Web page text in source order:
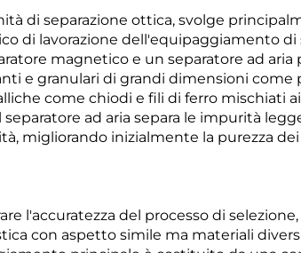
di separazione ottica, svolge
di lavorazione dell'equipaggiamento di
magnetico e un separatore ad aria
e granulari di grandi dimensioni come
come chiodi e fili di ferro mischiati
ad aria separa le impurità
migliorando inizialmente la purezza
l'accuratezza del processo di selezione,
con aspetto simile ma materiali